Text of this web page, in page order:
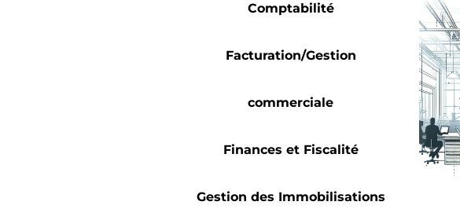
Comptabilité
Facturation/Gestion
commerciale
Finances et Fiscalité
Gestion des Immobilisations